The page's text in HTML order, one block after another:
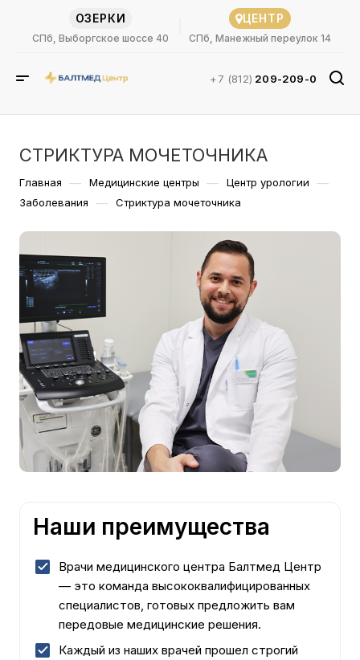
ОЗЕРКИ
СПб, Выборгское шоссе 40
ЦЕНТР
СПб, Манежный переулок 14
+7 (812) 209-209-0
СТРИКТУРА МОЧЕТОЧНИКА
Главная — Медицинские центры — Центр урологии —
Заболевания — Стриктура мочеточника
Наши преимущества
Врачи медицинского центра Балтмед Центр
— это команда высококвалифицированных
специалистов, готовых предложить вам
передовые медицинские решения.
Каждый из наших врачей прошел строгий